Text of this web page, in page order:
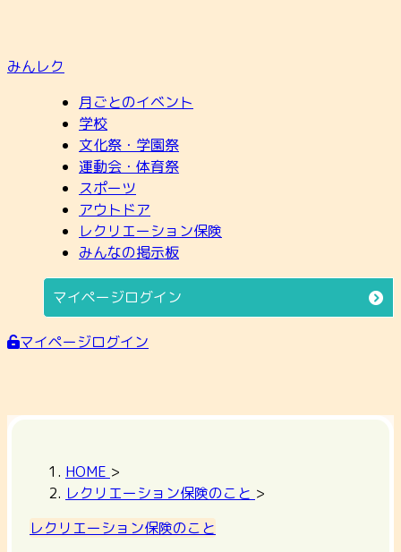
みんレク
月ごとのイベント
学校
文化祭・学園祭
運動会・体育祭
スポーツ
アウトドア
レクリエーション保険
みんなの掲示板
マイページログイン
マイページログイン
HOME >
レクリエーション保険のこと >
レクリエーション保険のこと